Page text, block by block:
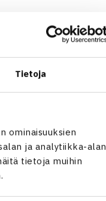
Tietoja
ominaisuuksien
ja analytiikka-alan
tietoja muihin